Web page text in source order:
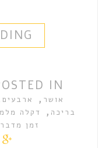
IN
אושר , ארבעים
בריכה , דקלה
זמן מדבר